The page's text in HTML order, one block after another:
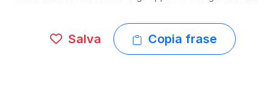
Salva Copia frase